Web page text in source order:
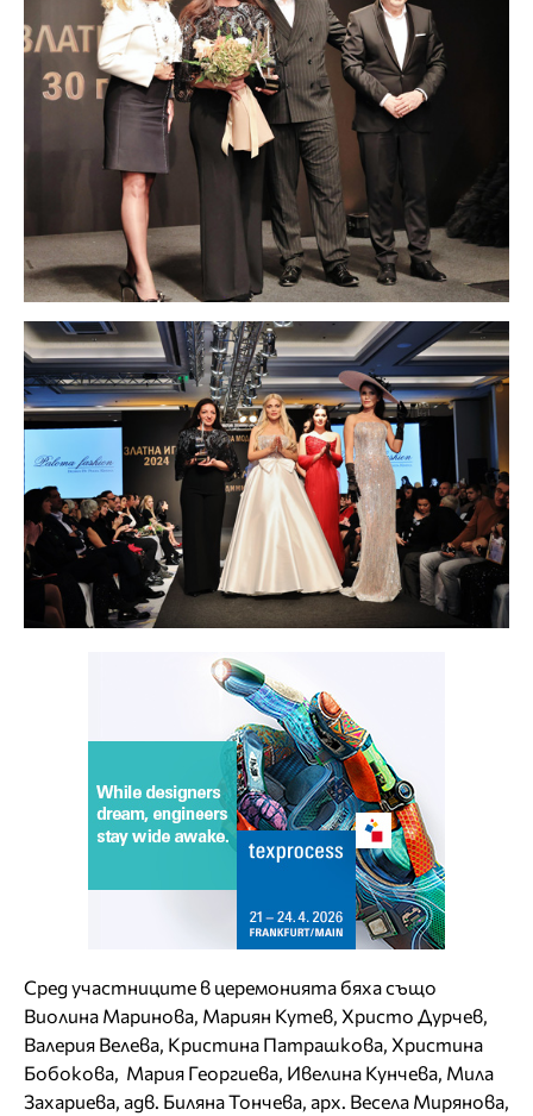
Сред участниците в церемонията бяха също
Виолина Маринова, Мариян Кутев, Христо Дурчев,
Валерия Велева, Кристина Патрашкова, Христина
Бобокова, Мария Георгиева, Ивелина Кунчева, Мила
Захариева, адв. Биляна Тончева, арх. Весела Мирянова,